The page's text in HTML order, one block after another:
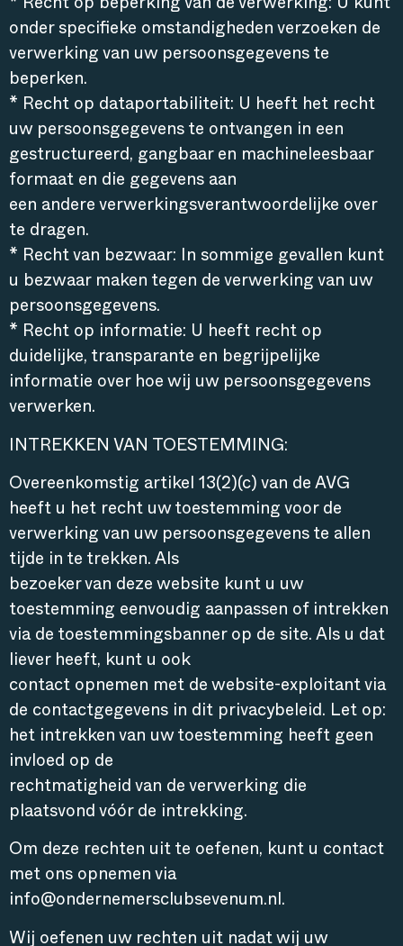
* Recht op beperking van de verwerking: U kunt
onder specifieke omstandigheden verzoeken de
verwerking van uw persoonsgegevens te
beperken.
* Recht op dataportabiliteit: U heeft het recht
uw persoonsgegevens te ontvangen in een
gestructureerd, gangbaar en machineleesbaar
formaat en die gegevens aan
een andere verwerkingsverantwoordelijke over
te dragen.
* Recht van bezwaar: In sommige gevallen kunt
u bezwaar maken tegen de verwerking van uw
persoonsgegevens.
* Recht op informatie: U heeft recht op
duidelijke, transparante en begrijpelijke
informatie over hoe wij uw persoonsgegevens
verwerken.
INTREKKEN VAN TOESTEMMING:
Overeenkomstig artikel 13(2)(c) van de AVG
heeft u het recht uw toestemming voor de
verwerking van uw persoonsgegevens te allen
tijde in te trekken. Als
bezoeker van deze website kunt u uw
toestemming eenvoudig aanpassen of intrekken
via de toestemmingsbanner op de site. Als u dat
liever heeft, kunt u ook
contact opnemen met de website-exploitant via
de contactgegevens in dit privacybeleid. Let op:
het intrekken van uw toestemming heeft geen
invloed op de
rechtmatigheid van de verwerking die
plaatsvond vóór de intrekking.
Om deze rechten uit te oefenen, kunt u contact
met ons opnemen via
info@ondernemersclubsevenum.nl.
Wij oefenen uw rechten uit nadat wij uw